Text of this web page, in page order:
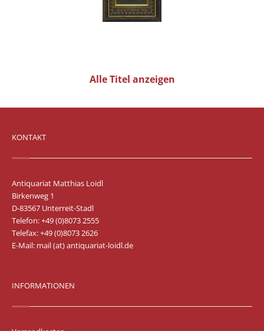
Alle Titel anzeigen
KONTAKT
Antiquariat Matthias Loidl
Birkenweg 1
D-83567 Unterreit-Stadl
Telefon: +49 (0)8073 2555
Telefax: +49 (0)8073 2626
E-Mail: mail (at) antiquariat-loidl.de
INFORMATIONEN